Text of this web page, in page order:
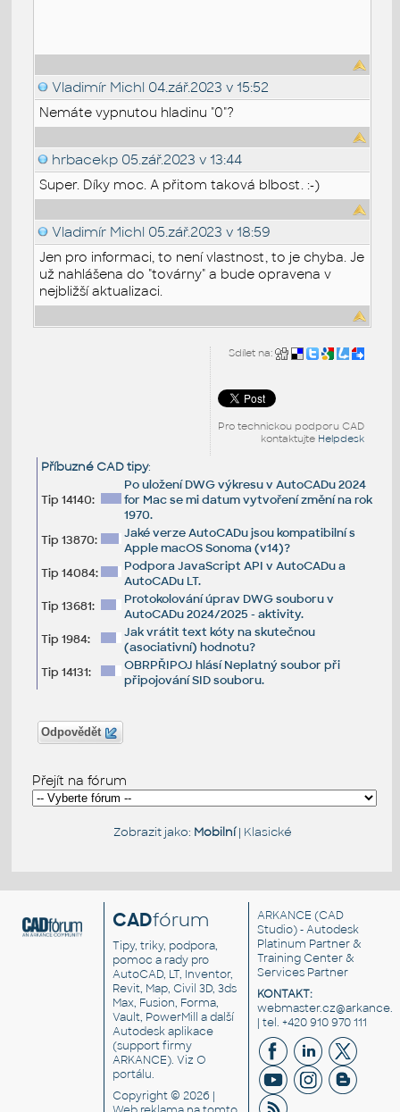
Vladimír Michl 04.zář.2023 v 15:52
Nemáte vypnutou hladinu "0"?
hrbacekp 05.zář.2023 v 13:44
Super. Díky moc. A přitom taková blbost. :-)
Vladimír Michl 05.zář.2023 v 18:59
Jen pro informaci, to není vlastnost, to je chyba. Je
už nahlášena do "továrny" a bude opravena v
nejbližší aktualizaci.
Sdílet na:
Pro technickou podporu CAD
kontaktujte Helpdesk
Příbuzné CAD tipy:
Tip 14140:
Po uložení DWG výkresu v AutoCADu 2024
for Mac se mi datum vytvoření změní na rok
1970.
Tip 13870:
Jaké verze AutoCADu jsou kompatibilní s
Apple macOS Sonoma (v14)?
Tip 14084:
Podpora JavaScript API v AutoCADu a
AutoCADu LT.
Tip 13681:
Protokolování úprav DWG souboru v
AutoCADu 2024/2025 - aktivity.
Tip 1984:
Jak vrátit text kóty na skutečnou
(asociativní) hodnotu?
Tip 14131:
OBRPŘIPOJ hlásí Neplatný soubor při
připojování SID souboru.
Odpovědět
Přejít na fórum
Zobrazit jako: Mobilní| Klasické
CADfórum
Tipy, triky, podpora,
pomoc a rady pro
AutoCAD, LT, Inventor,
Revit, Map, Civil 3D, 3ds
Max, Fusion, Forma,
Vault, PowerMill a další
Autodesk aplikace
(support firmy
ARKANCE). VizO
portálu.
Copyright © 2026 |
ARKANCE (CAD
Studio) - Autodesk
Platinum Partner &
Training Center &
Services Partner
KONTAKT:
| tel. +420 910 970 111